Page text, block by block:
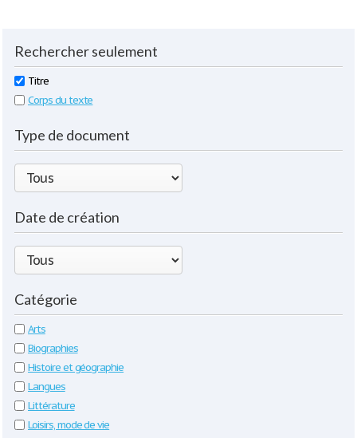
Rechercher seulement
Titre
Corps du texte
Type de document
Date de création
Catégorie
Arts
Biographies
Histoire et géographie
Langues
Littérature
Loisirs, mode de vie